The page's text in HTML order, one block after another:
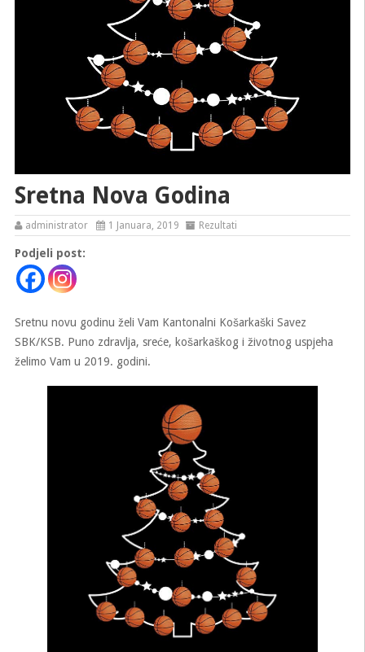
Sretna Nova Godina
administrator 1 Januara, 2019 Rezultati
Podjeli post:
Sretnu novu godinu želi Vam Kantonalni Košarkaški Savez
SBK/KSB. Puno zdravlja, sreće, košarkaškog i životnog uspjeha
želimo Vam u 2019. godini.